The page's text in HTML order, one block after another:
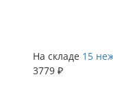
На складе 15
3779 ₽